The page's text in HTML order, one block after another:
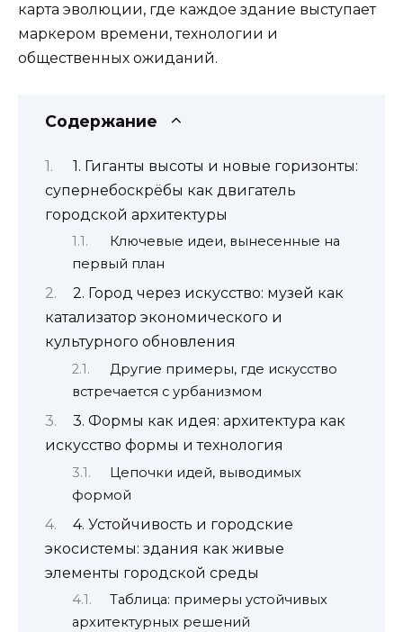
карта эволюции, где каждое здание выступает
маркером времени, технологии и
общественных ожиданий.
Содержание
1. Гиганты высоты и новые горизонты:
супернебоскрёбы как двигатель
городской архитектуры
Ключевые идеи, вынесенные на
первый план
2. Город через искусство: музей как
катализатор экономического и
культурного обновления
Другие примеры, где искусство
встречается с урбанизмом
3. Формы как идея: архитектура как
искусство формы и технология
Цепочки идей, выводимых
формой
4. Устойчивость и городские
экосистемы: здания как живые
элементы городской среды
Таблица: примеры устойчивых
архитектурных решений